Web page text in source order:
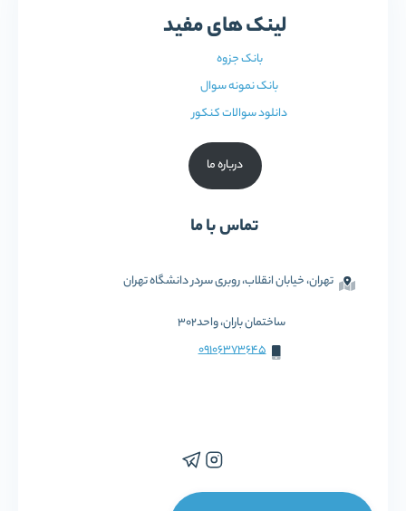
لینک های مفید
بانک جزوه
بانک نمونه سوال
دانلود سوالات کنکور
درباره ما
تماس با ما
تهران، خیابان انقلاب، روبری سردر دانشگاه تهران
ساختمان باران، واحد302
09106373645